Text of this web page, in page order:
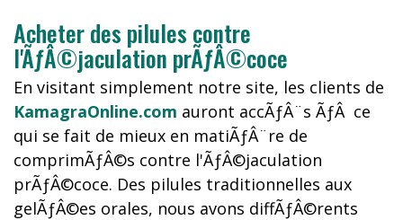
Acheter des pilules contre
l'ÃƒÂ©jaculation prÃƒÂ©coce
En visitant simplement notre site, les clients de
KamagraOnline.com auront accÃƒÂ¨s ÃƒÂ ce
qui se fait de mieux en matiÃƒÂ¨re de
comprimÃƒÂ©s contre l'ÃƒÂ©jaculation
prÃƒÂ©coce. Des pilules traditionnelles aux
gelÃƒÂ©es orales, nous avons diffÃƒÂ©rents